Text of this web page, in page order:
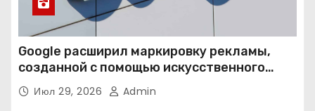
Google расширил маркировку рекламы,
созданной с помощью искусственного
интеллекта
Июл 29, 2026 Admin